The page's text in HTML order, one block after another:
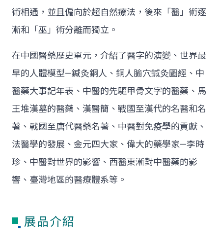
術相通，並且偏向於超自然療法，後來「醫」術逐
漸和「巫」術分離而獨立。
在中國醫藥歷史單元，介紹了醫字的演變、世界最
早的人體模型—鍼灸銅人、銅人腧穴鍼灸圖經、中
醫藥大事記年表、中醫的先驅甲骨文字的醫藥、馬
王堆漢墓的醫藥、漢醫簡、戰國至漢代的名醫和名
著、戰國至唐代醫藥名著、中醫對免疫學的貢獻、
法醫學的發展、金元四大家、偉大的藥學家—李時
珍、中醫對世界的影響、西醫東漸對中醫藥的影
響、臺灣地區的醫療體系等。
展品介紹